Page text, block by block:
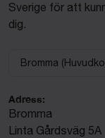
Sverige för att
dig.
Välj anläggning:
Bromma
Adress:
Bromma
Linta Gårdsväg 5A